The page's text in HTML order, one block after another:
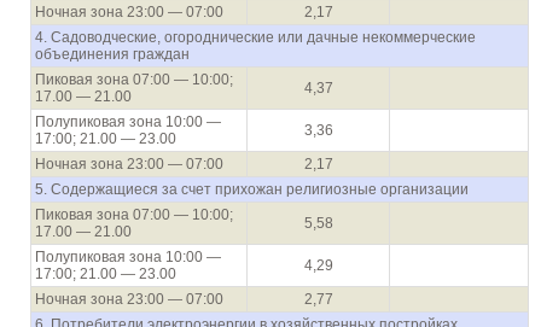
Ночная зона 23:00 — 07:00
2,17
4. Садоводческие, огороднические или дачные некоммерческие
объединения граждан
Пиковая зона 07:00 — 10:00;
17.00 — 21.00
4,37
Полупиковая зона 10:00 —
17:00; 21.00 — 23.00
3,36
Ночная зона 23:00 — 07:00
2,17
5. Содержащиеся за счет прихожан религиозные организации
Пиковая зона 07:00 — 10:00;
17.00 — 21.00
5,58
Полупиковая зона 10:00 —
17:00; 21.00 — 23.00
4,29
Ночная зона 23:00 — 07:00
2,77